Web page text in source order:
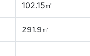
102.15㎡
291.9㎡